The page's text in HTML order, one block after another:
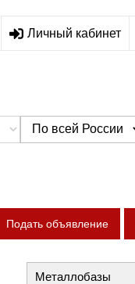
Личный кабинет
Подать объявление
Металлобазы